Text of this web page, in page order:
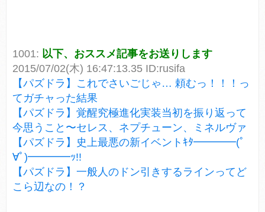
1001: 以下、おススメ記事をお送りします
2015/07/02(木) 16:47:13.35 ID:rusifa
【パズドラ】これでさいごじゃ… 頼むっ！！！っ
てガチャった結果
【パズドラ】覚醒究極進化実装当初を振り返って
今思うこと〜セレス、ネプチューン、ミネルヴァ
【パズドラ】史上最悪の新イベントｷﾀ━━━━(ﾟ
∀ﾟ)━━━━ｯ!!
【パズドラ】一般人のドン引きするラインってど
こら辺なの！？